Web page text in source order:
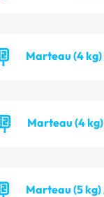
Marteau (4 kg)
Marteau (4 kg)
Marteau (5 kg)